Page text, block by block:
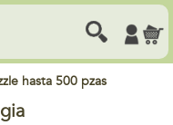
hasta 500 pzas